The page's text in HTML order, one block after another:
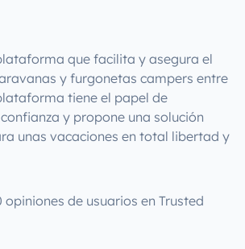
que facilita y asegura el
y furgonetas campers entre
tiene el papel de
y propone una solución
unas vacaciones en total libertad y
opiniones de usuarios en Trusted